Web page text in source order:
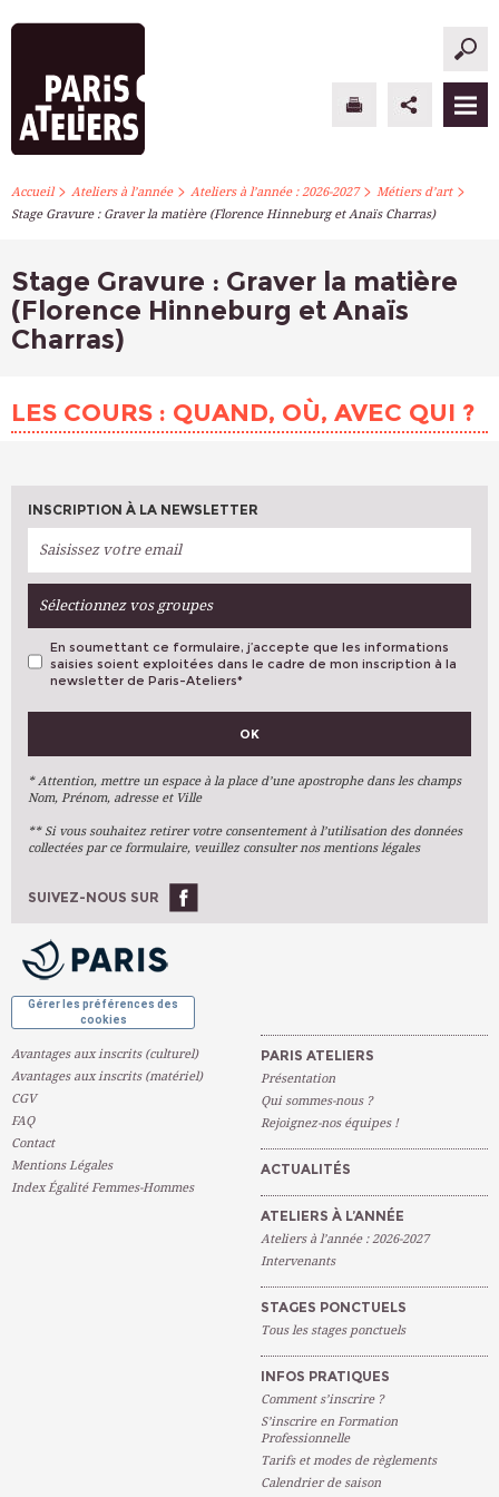
PARIS ATELIERS
ATELIERS À L’ANNÉE
INFOS PRATIQUES
Accueil> Ateliers à l’année> Ateliers à l’année : 2026-2027> Métiers d’art>
Stage Gravure : Graver la matière (Florence Hinneburg et Anaïs Charras)
Stage Gravure : Graver la matière
(Florence Hinneburg et Anaïs
Charras)
LES COURS : QUAND, OÙ, AVEC QUI ?
INSCRIPTION À LA NEWSLETTER
Sélectionnez vos groupes
VOS PRÉFÉRENCES
Arts Plastiques
Arts Du Texte
Arts Numériques
Ateliers À L'année
En soumettant ce formulaire, j’accepte que les informations
saisies soient exploitées dans le cadre de mon inscription à la
newsletter de Paris-Ateliers*
OK
* Attention, mettre un espace à la place d’une apostrophe dans les champs
Nom, Prénom, adresse et Ville
** Si vous souhaitez retirer votre consentement à l’utilisation des données
collectées par ce formulaire, veuillez consulter nos mentions légales
SUIVEZ-NOUS SUR
Gérer les préférences des
cookies
Avantages aux inscrits (culturel)
Avantages aux inscrits (matériel)
CGV
FAQ
Contact
Mentions Légales
Index Égalité Femmes-Hommes
PARIS ATELIERS
Présentation
Qui sommes-nous ?
Rejoignez-nos équipes !
ACTUALITÉS
ATELIERS À L’ANNÉE
Ateliers à l’année : 2026-2027
Intervenants
STAGES PONCTUELS
Tous les stages ponctuels
INFOS PRATIQUES
Comment s’inscrire ?
S’inscrire en Formation
Professionnelle
Tarifs et modes de règlements
Calendrier de saison